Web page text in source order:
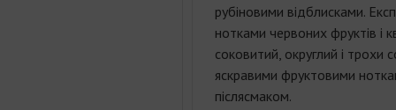
рубіновими відблисками.
нотками червоних фруктів і
соковитий, округлий і трохи
яскравими фруктовими
післясмаком.